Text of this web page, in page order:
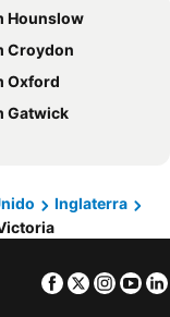
Hounslow
Croydon
Oxford
Gatwick
Inglaterra
Facebook
Twitter